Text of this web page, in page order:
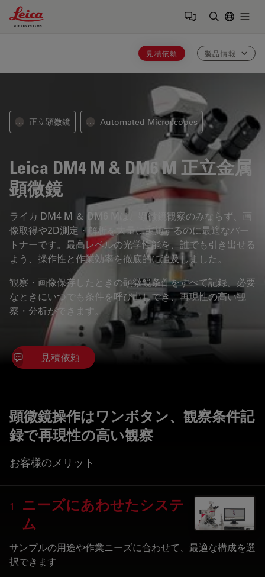
Leica Microsystems Logo
見積依頼 製品情報
⋯ 正立顕微鏡 ⋯ Automated Microscopes
Leica DM4 M & DM6 M 正立金属
顕微鏡
ライカ DM4 M ＆ DM6 Mは、顕微鏡観察のみならず、画
像取得や2D測定・解析を大量に実施するのに最適なパー
トナーです。最高レベルの光学性能を、誰でも引き出せる
よう、操作性と作業効率を徹底的に追及しました。
観察・画像保存したときの顕微鏡条件をすべて記録。必要
なときにいつでも条件を呼び出しでき、再現性の高い観
察・分析ができます。
見積依頼
顕微鏡操作はワンボタン、観察条件記
録で再現性の高い観察
お客様のメリット
1
ニーズにあわせたシステ
ム
サンプルの用途や作業ニーズに合わせて、最適な構成を選
択できます